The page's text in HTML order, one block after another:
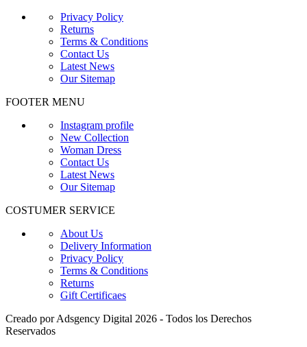
Privacy Policy
Returns
Terms & Conditions
Contact Us
Latest News
Our Sitemap
FOOTER MENU
Instagram profile
New Collection
Woman Dress
Contact Us
Latest News
Our Sitemap
COSTUMER SERVICE
About Us
Delivery Information
Privacy Policy
Terms & Conditions
Returns
Gift Certificaes
Creado por Adsgency Digital 2026 - Todos los Derechos
Reservados